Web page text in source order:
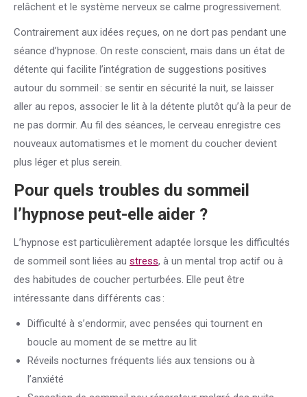
relâchent et le système nerveux se calme progressivement.
Contrairement aux idées reçues, on ne dort pas pendant une
séance d’hypnose. On reste conscient, mais dans un état de
détente qui facilite l’intégration de suggestions positives
autour du sommeil : se sentir en sécurité la nuit, se laisser
aller au repos, associer le lit à la détente plutôt qu’à la peur de
ne pas dormir. Au fil des séances, le cerveau enregistre ces
nouveaux automatismes et le moment du coucher devient
plus léger et plus serein.
Pour quels troubles du sommeil
l’hypnose peut-elle aider ?
L’hypnose est particulièrement adaptée lorsque les difficultés
de sommeil sont liées au stress, à un mental trop actif ou à
des habitudes de coucher perturbées. Elle peut être
intéressante dans différents cas :
Difficulté à s’endormir, avec pensées qui tournent en
boucle au moment de se mettre au lit
Réveils nocturnes fréquents liés aux tensions ou à
l’anxiété